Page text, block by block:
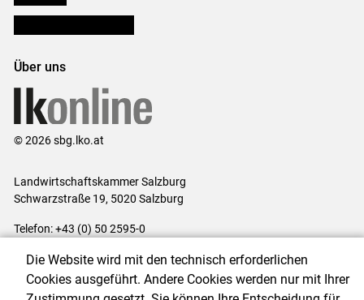
Über uns
© 2026 sbg.lko.at
Landwirtschaftskammer Salzburg
Schwarzstraße 19, 5020 Salzburg
Telefon: +43 (0) 50 2595-0
Impressum|Kontakt|Datenschutzerklärung|Barrierefreiheit|
Cookie-Einstellungen
Die Website wird mit den technisch erforderlichen
Cookies ausgeführt. Andere Cookies werden nur mit Ihrer